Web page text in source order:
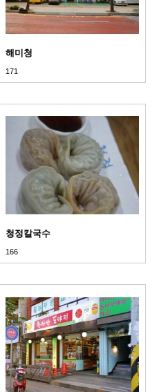
해미청
171
청정칼국수
166